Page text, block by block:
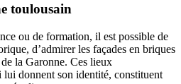
toulousain
ou de formation, il est possible de
d’admirer les façades en briques
la Garonne. Ces lieux
donnent son identité, constituent